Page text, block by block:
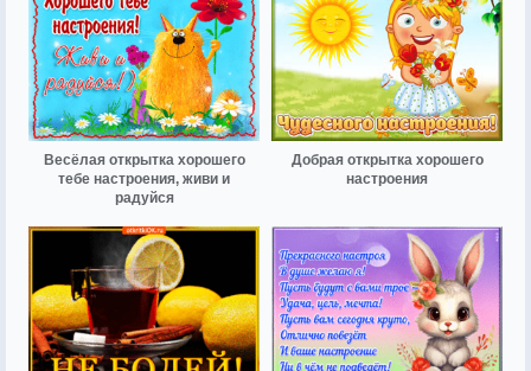
Весёлая открытка хорошего
тебе настроения, живи и
радуйся
Добрая открытка хорошего
настроения